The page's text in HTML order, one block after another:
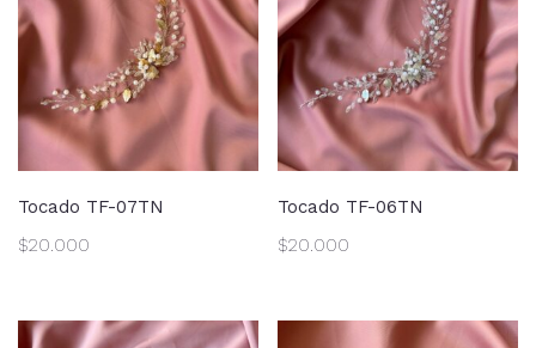
Tocado TF-07TN
$20.000
Tocado TF-06TN
$20.000